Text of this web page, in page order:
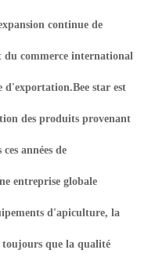
continue de
du commerce international
d'exportation.Bee star est
des produits provenant
années de
entreprise globale
d'apiculture, la
toujours que la qualité